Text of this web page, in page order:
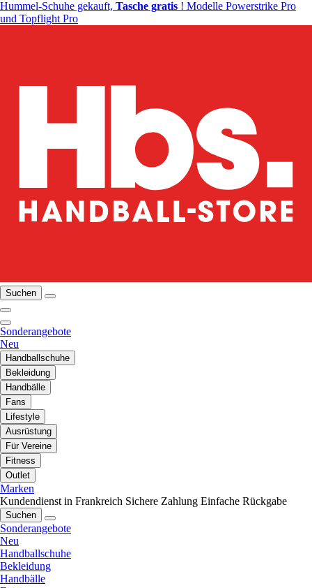
Hummel-Schuhe gekauft, Tasche gratis ! Modelle Powerstrike Pro
und Topflight Pro
Suchen
Sonderangebote
Neu
Handballschuhe
Bekleidung
Handbälle
Fans
Lifestyle
Ausrüstung
Für Vereine
Fitness
Outlet
Marken
Kundendienst in Frankreich Sichere Zahlung Einfache Rückgabe
Suchen
Sonderangebote
Neu
Handballschuhe
Bekleidung
Handbälle